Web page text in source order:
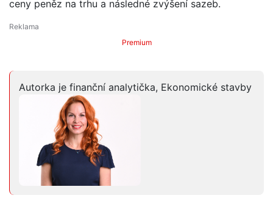
ceny peněz na trhu a následné zvýšení sazeb.
Premium
Autorka je finanční analytička, Ekonomické stavby